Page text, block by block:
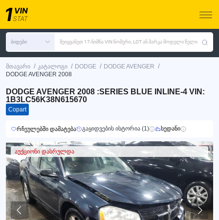
ბიდები შეიყვანეთ 17-ნიშნა VIN ნომერი, LOT ან მარკა მოდელი წელი
მთავარი / კატალოგი / DODGE / DODGE AVENGER /
DODGE AVENGER 2008
DODGE AVENGER 2008 :SERIES BLUE INLINE-4 VIN:
1B3LC56K38N615670
Copart
რჩეულებში დამატება გაყიდვების ისტორია (1) სედანი
აუქციონი დასრულდა